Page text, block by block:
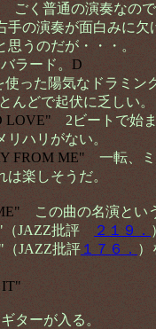
ごく普通の演奏なの
手の演奏が面白みに
うのだが・・・。
ラード。 D
使った陽気なドラミン
んどで起伏に乏しい。
LOVE" 2ビートで始
ハリがない。
FROM ME" 一転、
楽しそうだ。
この曲の名演とい
（JAZZ批評
２１９．
JAZZ批評 １７６． ）
IT"
ターが入る。